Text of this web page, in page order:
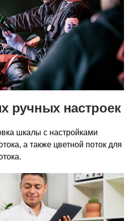
ручных настроек
шкалы с настройками
а также цветной поток для